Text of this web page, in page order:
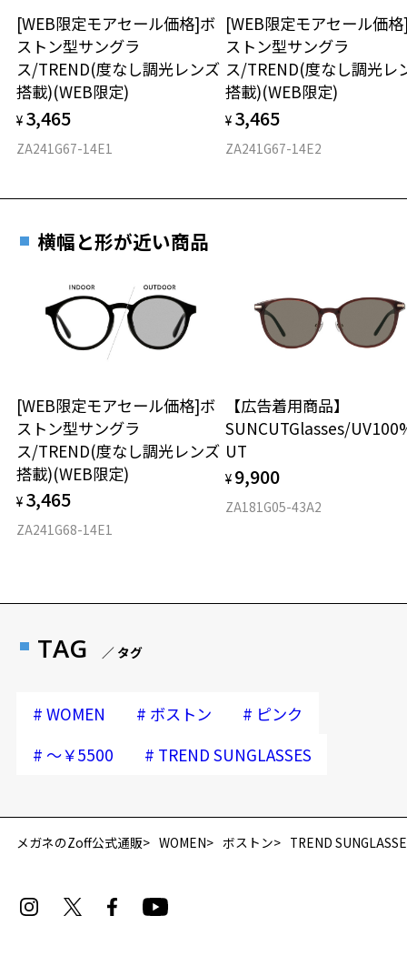
材質
フロント素材：メタル
[WEB限定モアセール価格]ボ
ストン型サングラ
ス/TREND(度なし調光レンズ
搭載)(WEB限定)
¥ 3,465
ZA241G67-14E1
[WEB限定モアセール価
ストン型サングラ
ス/TREND(度なし調光レ
搭載)(WEB限定)
¥ 3,465
ZA241G67-14E2
横幅と形が近い商品
[WEB限定モアセール価格]ボ
ストン型サングラ
ス/TREND(度なし調光レンズ
搭載)(WEB限定)
¥ 3,465
ZA241G68-14E1
【広告着用商品】
SUNCUTGlasses/
UT
¥ 9,900
ZA181G05-43A2
TAG ／ タグ
# WOMEN # ボストン # ピンク
# ～￥5500 # TREND SUNGLASSES
メガネのZoff公式通販 WOMEN ボストン TREND